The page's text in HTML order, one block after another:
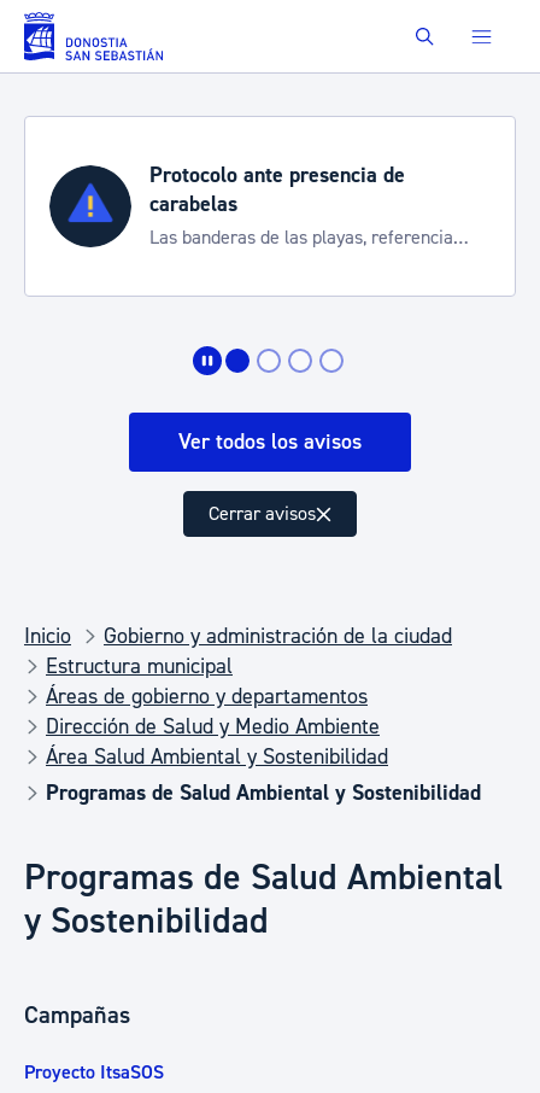
Saltar al contenido principal Buscar
Protocolo ante presencia de
carabelas
Las banderas de las playas, referencia
Ver todos los avisos
Cerrar avisos
Inicio
Gobierno y administración de la ciudad
Estructura municipal
Áreas de gobierno y departamentos
Dirección de Salud y Medio Ambiente
Área Salud Ambiental y Sostenibilidad
Programas de Salud Ambiental y Sostenibilidad
Programas de Salud Ambiental
y Sostenibilidad
Campañas
Proyecto ItsaSOS